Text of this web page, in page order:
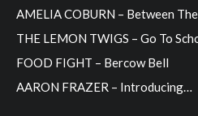
AMELIA COBURN – Between
THE LEMON TWIGS – Go To
FOOD FIGHT – Bercow Bell
AARON FRAZER – Introducing…